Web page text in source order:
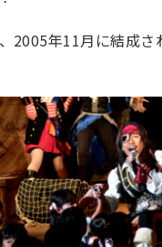
2005年11月に結成